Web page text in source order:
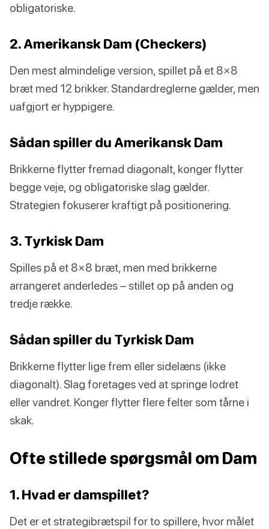
obligatoriske.
2. Amerikansk Dam (Checkers)
Den mest almindelige version, spillet på et 8×8
bræt med 12 brikker. Standardreglerne gælder, men
uafgjort er hyppigere.
Sådan spiller du Amerikansk Dam
Brikkerne flytter fremad diagonalt, konger flytter
begge veje, og obligatoriske slag gælder.
Strategien fokuserer kraftigt på positionering.
3. Tyrkisk Dam
Spilles på et 8×8 bræt, men med brikkerne
arrangeret anderledes – stillet op på anden og
tredje række.
Sådan spiller du Tyrkisk Dam
Brikkerne flytter lige frem eller sidelæns (ikke
diagonalt). Slag foretages ved at springe lodret
eller vandret. Konger flytter flere felter som tårne i
skak.
Ofte stillede spørgsmål om Dam
1. Hvad er damspillet?
Det er et strategibrætspil for to spillere, hvor målet